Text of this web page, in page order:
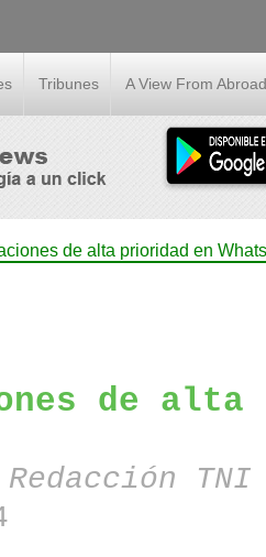
Tribunes A View From Abroad
de alta prioridad en
de alta
Redacción